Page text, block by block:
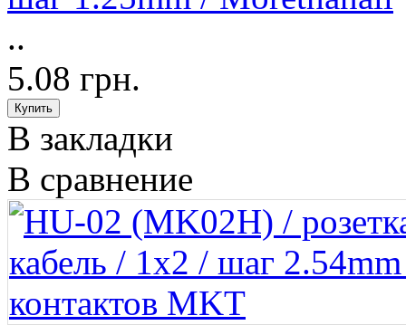
..
5.08 грн.
В закладки
В сравнение